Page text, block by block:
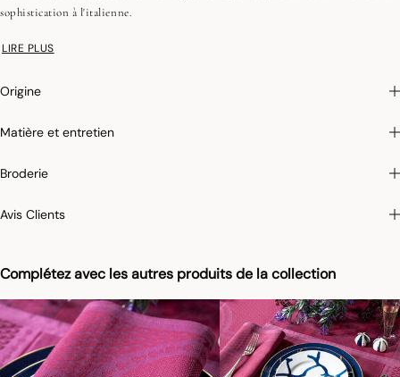
Complétez avec les autres produits de la collection
sophistication à l'italienne.
Tissage Jacquard (chaîne et trame couleurs)
assurer une similitude parfaite avec le produit vendu, notamment en ce qui
Pour limiter le rétrécissement du coton au lavage, Le Jacquard Français applique
leurs proportions au fil du temps pour vous donner entière satisfaction.
LIRE PLUS
Origine
Matière et entretien
Broderie
Avis Clients